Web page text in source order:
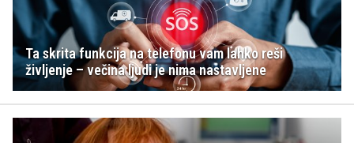
Ta skrita funkcija na telefonu vam lahko reši
življenje – večina ljudi je nima nastavljene